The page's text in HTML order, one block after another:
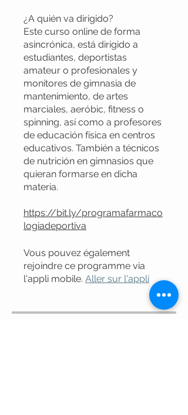
¿A quién va dirigido?
Este curso online de forma
asincrónica, está dirigido a
estudiantes, deportistas
amateur o profesionales y
monitores de gimnasia de
mantenimiento, de artes
marciales, aeróbic, fitness o
spinning, así como a profesores
de educación física en centros
educativos. También a técnicos
de nutrición en gimnasios que
quieran formarse en dicha
materia.
https://bit.ly/programafarmaco
logiadeportiva
Vous pouvez également
rejoindre ce programme via
l'appli mobile. Aller sur l'appli